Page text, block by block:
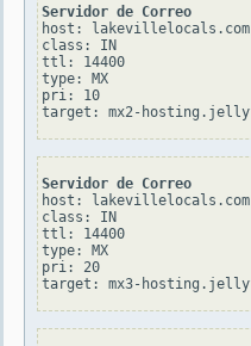
Servidor de Correo
host: lakevillelocals.com
class: IN
ttl: 14400
type: MX
pri: 10
Servidor de Correo
host: lakevillelocals.com
class: IN
ttl: 14400
type: MX
pri: 20